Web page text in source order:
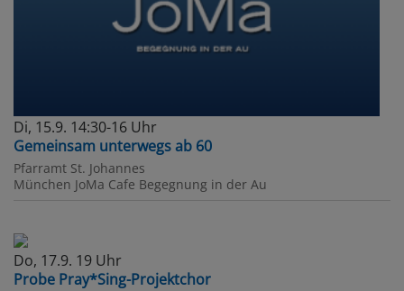
Di, 15.9. 14:30-16 Uhr
Gemeinsam unterwegs ab 60
Pfarramt St. Johannes
München JoMa Cafe Begegnung in der Au
Do, 17.9. 19 Uhr
Probe Pray*Sing-Projektchor